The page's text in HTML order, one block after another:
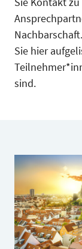
Sie hier
sind.